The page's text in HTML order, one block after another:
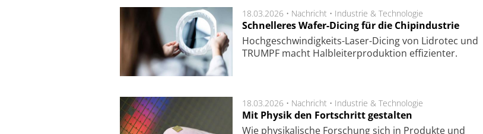
18.03.2026 • Nachricht • Industrie & Technologie
Schnelleres Wafer-Dicing für die Chipindustrie
Hoch­ge­schwin­dig­keits-Laser-Dicing von Lidrotec und
TRUMPF macht Halb­lei­ter­pro­duk­tion ef­fi­zien­ter.
18.03.2026 • Nachricht • Industrie & Technologie
Mit Physik den Fortschritt gestalten
Wie physikalische Forschung sich in Produkte und